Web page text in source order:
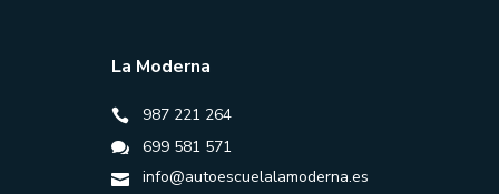
La Moderna
987 221 264
699 581 571
info@autoescuelalamoderna.es